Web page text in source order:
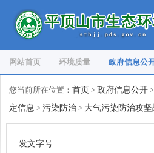
网站首页 环境质量 政府信息公
您当前所在位置： 首页 > 政府信息公开 >
定信息 > 污染防治 > 大气污染防治攻坚
发文字号